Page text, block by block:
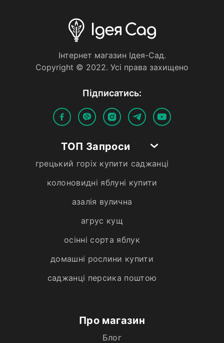
Iнтернет магазин Iдея-Сад.
Copyright © 2022. Усi права захищено
Пiдписатись:
ТОП Запроси
грецький горіх купити саджанці
колоновидні яблуні купити
азалія вулична
агрус кущ
осінні сорта яблук
домашні рослини купити
саджанці персика поштою
Про магазин
Блог